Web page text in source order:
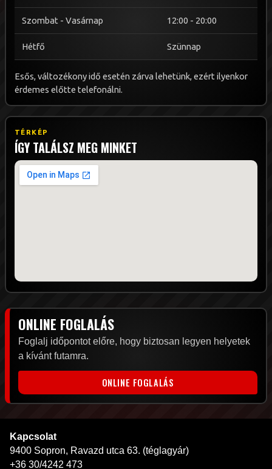
Szombat - Vasárnap 12:00 - 20:00
Hétfő Szünnap
Esős, változékony idő esetén zárva lehetünk, ezért ilyenkor
érdemes előtte telefonálni.
TÉRKÉP
ÍGY TALÁLSZ MEG MINKET
ONLINE FOGLALÁS
Foglalj időpontot előre, hogy biztosan legyen helyetek
a kívánt futamra.
ONLINE FOGLALÁS
Kapcsolat
9400 Sopron, Ravazd utca 63. (téglagyár)
+36 30/4242 473